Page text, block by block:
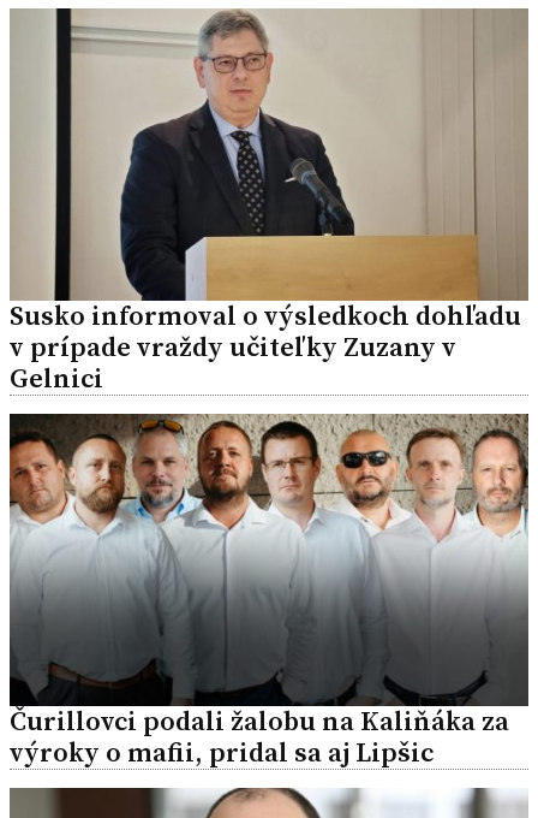
Susko informoval o výsledkoch dohľadu
v prípade vraždy učiteľky Zuzany v
Gelnici
Čurillovci podali žalobu na Kaliňáka za
výroky o mafii, pridal sa aj Lipšic